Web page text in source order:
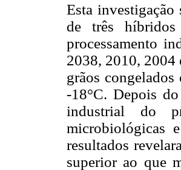
Esta
de três
processamento
2038, 2010, 2004
grãos congelados
-18°C. Depois
industrial do
microbiológicas
resultados
superior ao que